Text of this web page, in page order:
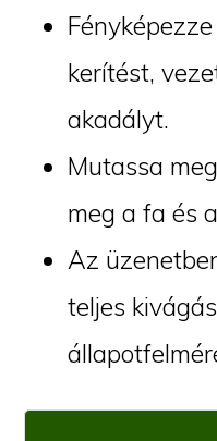
kerítést,
akadályt.
Mutassa
meg a fa és
Az
teljes